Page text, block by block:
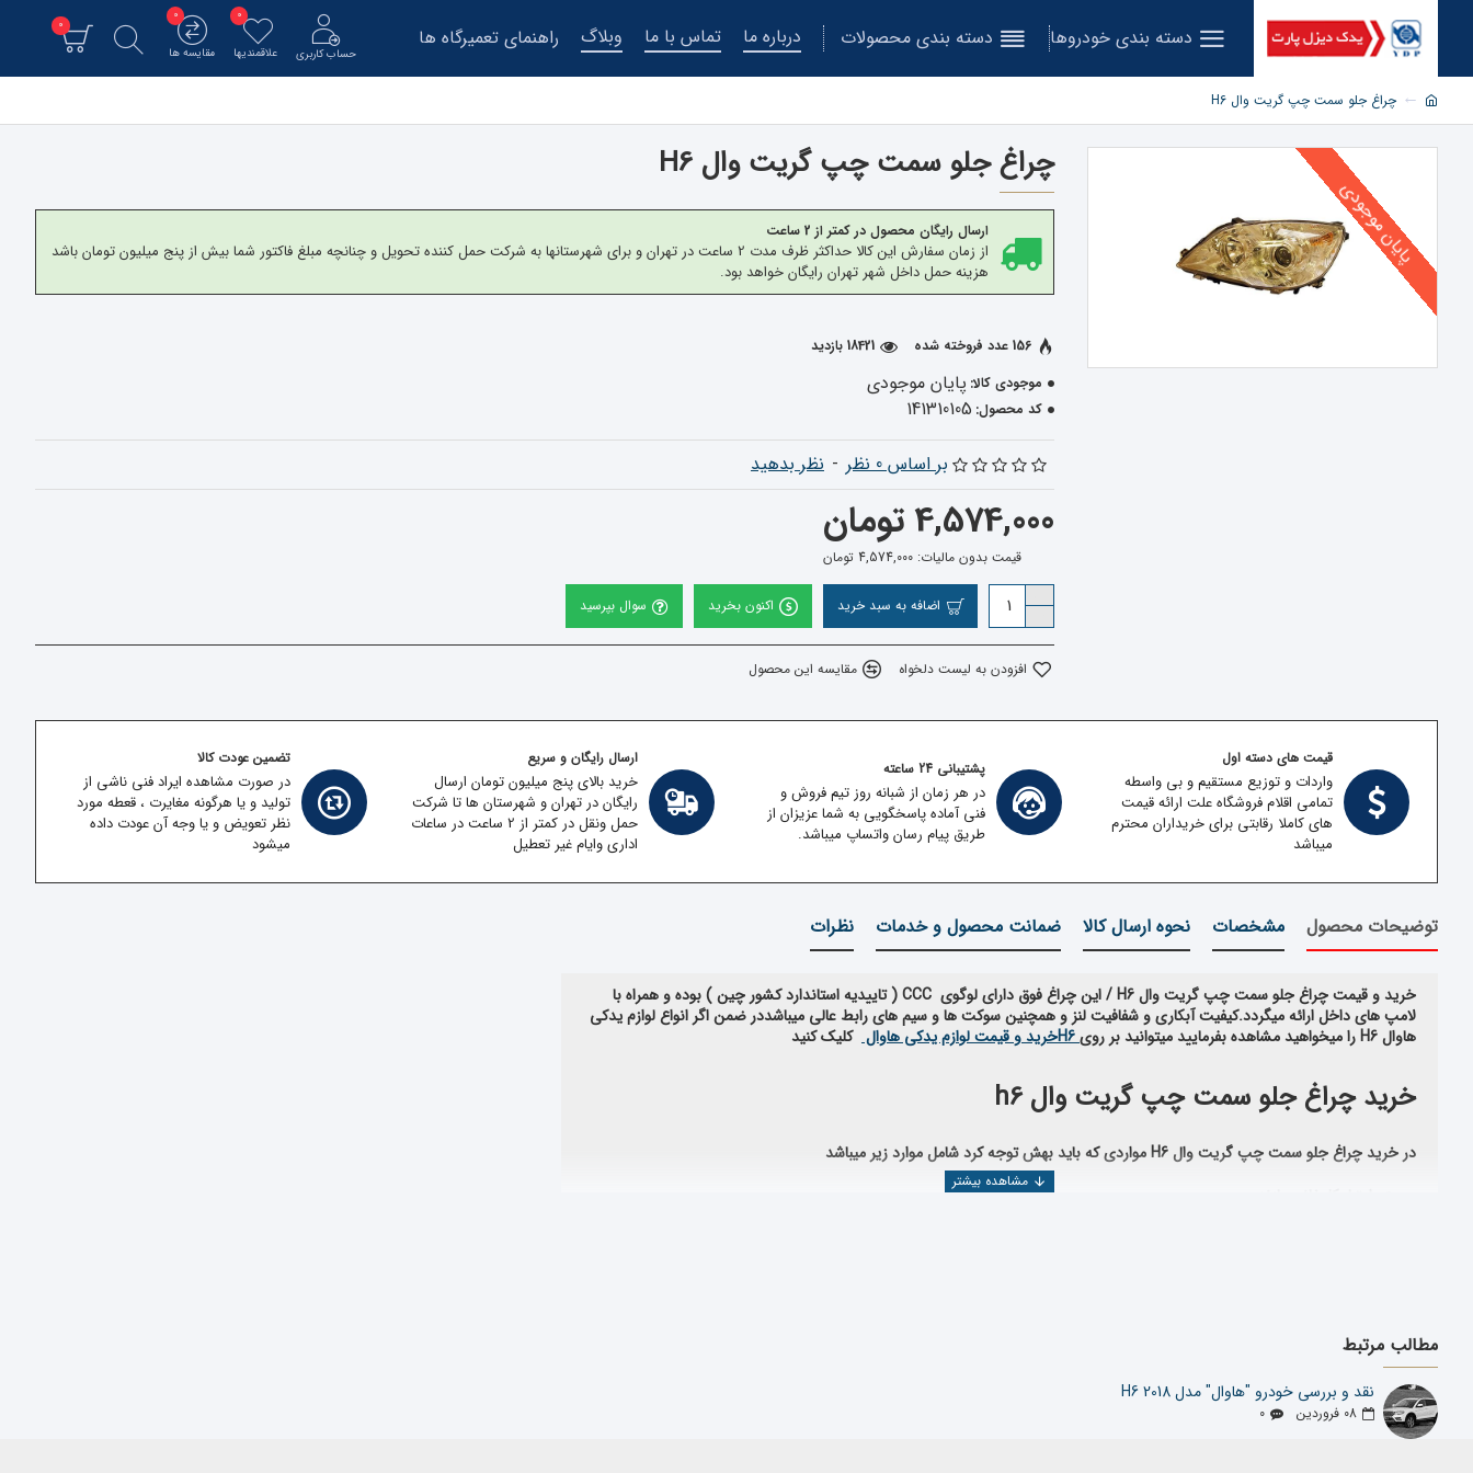
دسته بندی خودروها دسته بندی محصولات درباره ما تماس با ما وبلاگ راهنمای تعمیرگاه ها
حساب کاربری علاقمندیها
0
مقایسه ها
0
0
چراغ جلو سمت چپ گریت وال H6
پایان موجودی
چراغ جلو سمت چپ گریت وال H6
ارسال رایگان محصول در کمتر از 2 ساعت
از زمان سفارش این کالا حداکثر ظرف مدت 2 ساعت در تهران و برای شهرستانها به شرکت حمل کننده تحویل و چنانچه مبلغ فاکتور شما بیش از پنج میلیون تومان باشد
هزینه حمل داخل شهر تهران رایگان خواهد بود.
موجودی کالا: پایان موجودی
کد محصول: 141310105
156 عدد فروخته شده 18421 بازدید
بر اساس 0 نظر - نظر بدهید
4,574,000 تومان
قیمت بدون مالیات: 4,574,000 تومان
اضافه به سبد خرید اکنون بخرید سوال بپرسید
افزودن به لیست دلخواه مقایسه این محصول
قیمت های دسته اول
واردات و توزیع مستقیم و بی واسطه
تمامی اقلام فروشگاه علت ارائه قیمت
های کاملا رقابتی برای خریداران محترم
میباشد
پشتیبانی 24 ساعته
در هر زمان از شبانه روز تیم فروش و
فنی آماده پاسخگویی به شما عزیزان از
طریق پیام رسان واتساپ میباشد.
ارسال رایگان و سریع
خرید بالای پنج میلیون تومان ارسال
رایگان در تهران و شهرستان ها تا شرکت
حمل ونقل در کمتر از 2 ساعت در ساعات
اداری وایام غیر تعطیل
تضمین عودت کالا
در صورت مشاهده ایراد فنی ناشی از
تولید و یا هرگونه مغایرت ، قعطه مورد
نظر تعویض و یا وجه آن عودت داده
میشود
توضیحات محصول مشخصات نحوه ارسال کالا ضمانت محصول و خدمات نظرات
خرید و قیمت چراغ جلو سمت چپ گریت وال H6 / اینچراغ فوق دارای لوگوی CCC( تاییدیه استاندارد کشور چین )‌ بوده و همراه با
لامپ های داخل ارائه میگردد.کیفیت آبکاری و شفافیت لنز و همچنین سوکت ها و سیم های رابط عالی میباشددر ضمن اگر انواع لوازم یدکی
هاوالH6را میخواهید مشاهده بفرمایید میتوانید بر روی خرید و قیمت لوازم یدکی هاوالH6 کلیک کنید
خرید چراغ جلو سمت چپ گریت وال h6
در خرید چراغ جلو سمت چپ گریت وال H6
مواردی که باید بهش توجه کرد شامل موارد زیر میباشد
همچنین جهت بررسی و خرید دیگر
قطعه مورد نظر را پیدا کنید
شرکت یدک دیزل پارت با بیش از ۲۵ سال سابقه در صنعت خودرو ، محصولات وارداتی خود را از کارخانجات معتبر و طبق استانداردهای بین
المللی تهیه و عرضه می نماید
مطالب مرتبط
نقد و بررسی خودرو "هاوال" مدل H6 2018
08 فروردین 0